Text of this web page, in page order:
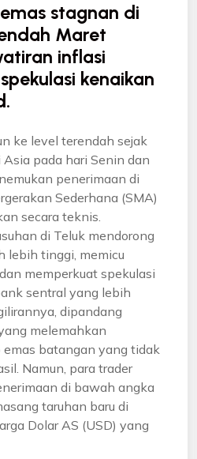
stagnan di
Maret
inflasi
kenaikan
ke level terendah sejak
pada hari Senin dan
penerimaan di
Sederhana (SMA)
secara teknis.
di Teluk mendorong
lebih tinggi, memicu
memperkuat spekulasi
sentral yang lebih
dipandang
melemahkan
batangan yang tidak
Namun, para trader
di bawah angka
taruhan baru di
Dolar AS (USD) yang